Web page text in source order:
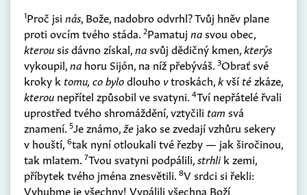
1Proč jsi nás, Bože, nadobro odvrhl? Tvůj hněv plane
proti ovcím tvého stáda. 2Pamatuj nasvou obec,
kterousisdávno získal,nasvůj dědičný kmen,kterýs
vykoupil,na horu Sijón, na níž přebýváš. 3Obrať své
kroky k tomu, co bylodlouho vtroskách,kvšítézkáze,
kterou nepřítel způsobil ve svatyni. 4Tví nepřátelé řvali
uprostřed tvého shromáždění, vztyčili tam svá
znamení. 5Je známo,že jako se zvedají vzhůru sekery
v houští, 6tak nyní otloukali tvé řezby — jak širočinou,
tak mlatem. 7Tvou svatyni podpálili,strhlik zemi,
příbytek tvého jména znesvětili. 8V srdci si řekli:
Vyhubme je všechny! Vypálili všechna Boží